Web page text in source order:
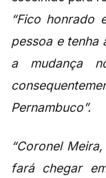
“Fico honrado
pessoa e tenha
a mudança
Pernambuco”.
“Coronel
fará chegar